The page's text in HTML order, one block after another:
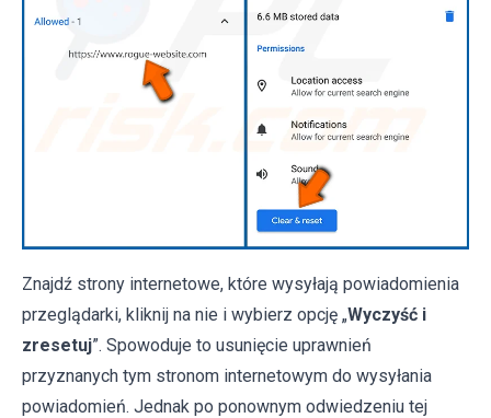
Znajdź strony internetowe, które wysyłają powiadomienia
przeglądarki, kliknij na nie i wybierz opcję „Wyczyść i
zresetuj”. Spowoduje to usunięcie uprawnień
przyznanych tym stronom internetowym do wysyłania
powiadomień. Jednak po ponownym odwiedzeniu tej